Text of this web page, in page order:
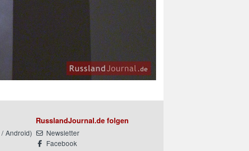
/ Android)
RusslandJournal.de folgen
Newsletter
Facebook